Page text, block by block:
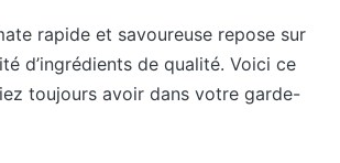
rapide et savoureuse repose sur
d’ingrédients de qualité. Voici ce
toujours avoir dans votre garde-